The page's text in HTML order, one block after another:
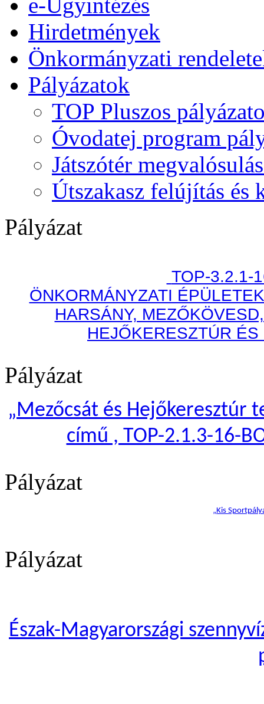
Hirdetmények
Önkormányzati
Pályázatok
TOP Pluszos
Óvodatej program
Játszótér
Útszakasz felújítás és
Pályázat
TOP-3.2.1-
ÖNKORMÁNYZATI
HARSÁNY,
HEJŐKERESZTÚR
Pályázat
„Mezőcsát és Hejőkeresztúr
című , TOP-2.1.3-16-
Pályázat
„Kis
Pályázat
Észak-Magyarországi